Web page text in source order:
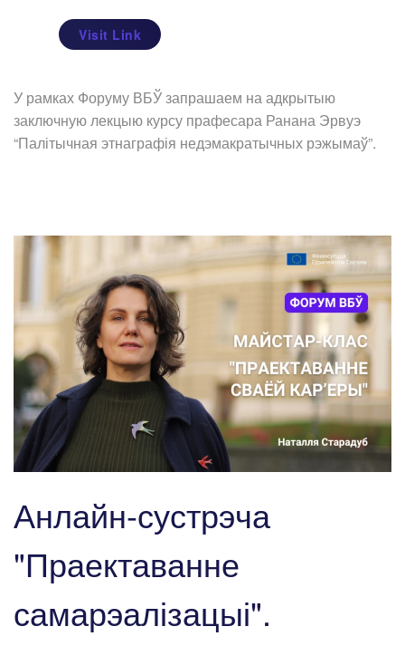
Visit Link
У рамках Форуму ВБЎ запрашаем на адкрытыю
заключную лекцыю курсу прафесара Ранана Эрвуэ
“Палітычная этнаграфія недэмакратычных рэжымаў”.
Анлайн-сустрэча
"Праектаванне
самарэалізацыі".